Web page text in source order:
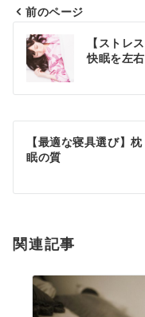
投
稿
ビ
シ
ン
前のページ
【ストレ
快眠を左
【最適な寝具選び】
眠の質
関連記事